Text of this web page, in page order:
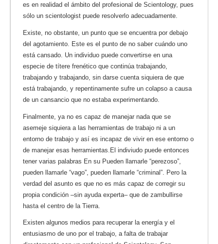
es en realidad el ámbito del profesional de Scientology, pues
sólo un scientologist puede resolverlo adecuadamente.
Existe, no obstante, un punto que se encuentra por debajo
del agotamiento. Este es el punto de no saber cuándo uno
está cansado. Un individuo puede convertirse en una
especie de títere frenético que continúa trabajando,
trabajando y trabajando, sin darse cuenta siquiera de que
está trabajando, y repentinamente sufre un colapso a causa
de un cansancio que no estaba experimentando.
Finalmente, ya no es capaz de manejar nada que se
asemeje siquiera a las herramientas de trabajo ni a un
entorno de trabajo y así es incapaz de vivir en ese entorno o
de manejar esas herramientas.El indiviudo puede entonces
tener varias palabras En su Pueden llamarle “perezoso”,
pueden llamarle “vago”, pueden llamarle “criminal”. Pero la
verdad del asunto es que no es más capaz de corregir su
propia condición –sin ayuda experta– que de zambullirse
hasta el centro de la Tierra.
Existen algunos medios para recuperar la energía y el
entusiasmo de uno por el trabajo, a falta de trabajar